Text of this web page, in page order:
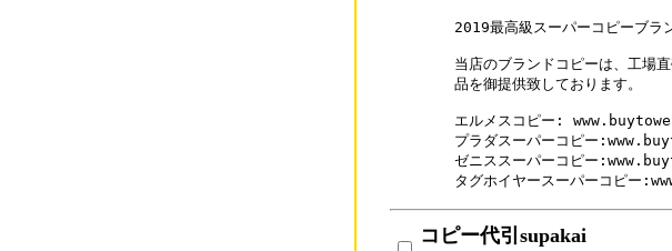
2019最高級スーパーコピーブラ
当店のブランドコピーは、工場
品を御提供致しております。
エルメスコピー:
プラダスーパーコピー
ゼニススーパーコピー
タグホイヤースーパーコピー
コピー代引supakai